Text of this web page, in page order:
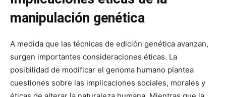
manipulación genética
A medida que las técnicas de edición genética avanzan,
surgen importantes consideraciones éticas. La
posibilidad de modificar el genoma humano plantea
cuestiones sobre las implicaciones sociales, morales y